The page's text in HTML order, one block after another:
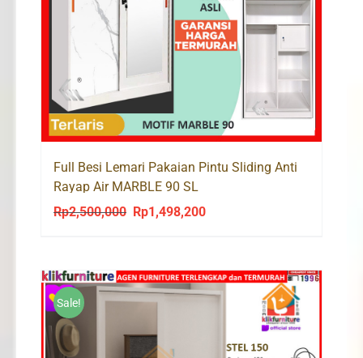
Full Besi Lemari Pakaian Pintu Sliding Anti
Rayap Air MARBLE 90 SL
Rp2,500,000
Original
Rp2,500,000.
Rp1,498,200Current
Rp1,498,200.
Sale!